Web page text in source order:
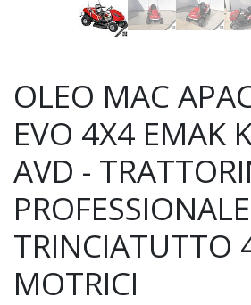
OLEO MAC
EVO 4X4 EMAK
AVD -
PROFESSIONALE
TRINCIATUTTO
MOTRICI